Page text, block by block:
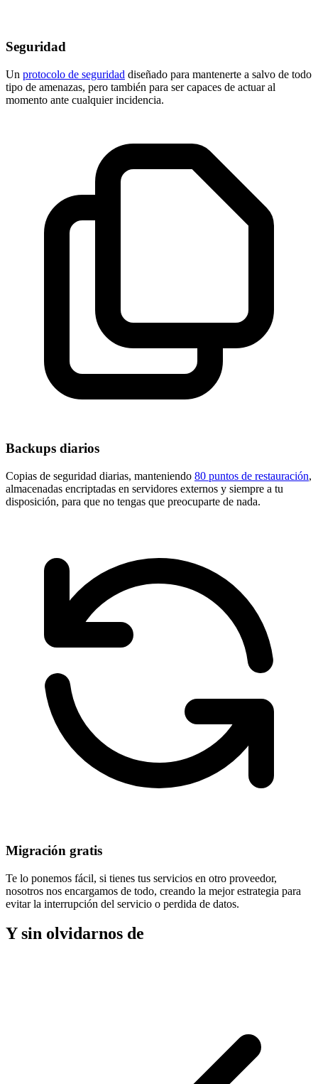
Seguridad
Un protocolo de seguridad diseñado para mantenerte a salvo de todo
tipo de amenazas, pero también para ser capaces de actuar al
momento ante cualquier incidencia.
Backups diarios
Copias de seguridad diarias, manteniendo 80 puntos de restauración,
almacenadas encriptadas en servidores externos y siempre a tu
disposición, para que no tengas que preocuparte de nada.
Migración gratis
Te lo ponemos fácil, si tienes tus servicios en otro proveedor,
nosotros nos encargamos de todo, creando la mejor estrategia para
evitar la interrupción del servicio o perdida de datos.
Y sin olvidarnos de